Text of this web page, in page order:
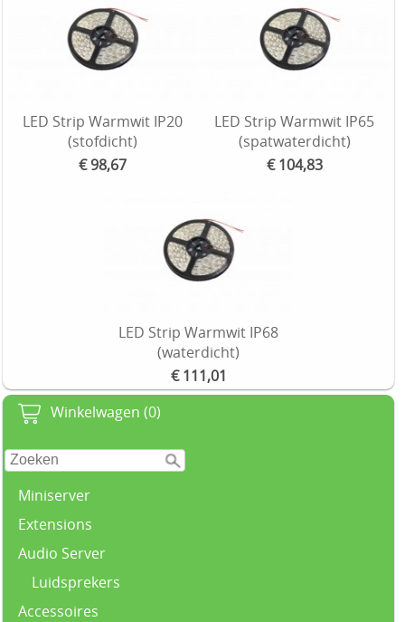
Winkelwagen (0)
Miniserver
Extensions
Audio Server
Luidsprekers
Accessoires
LED Strip Warmwit IP20
(stofdicht)
€ 98,67
LED Strip Warmwit IP65
(spatwaterdicht)
€ 104,83
LED Strip Warmwit IP68
(waterdicht)
€ 111,01